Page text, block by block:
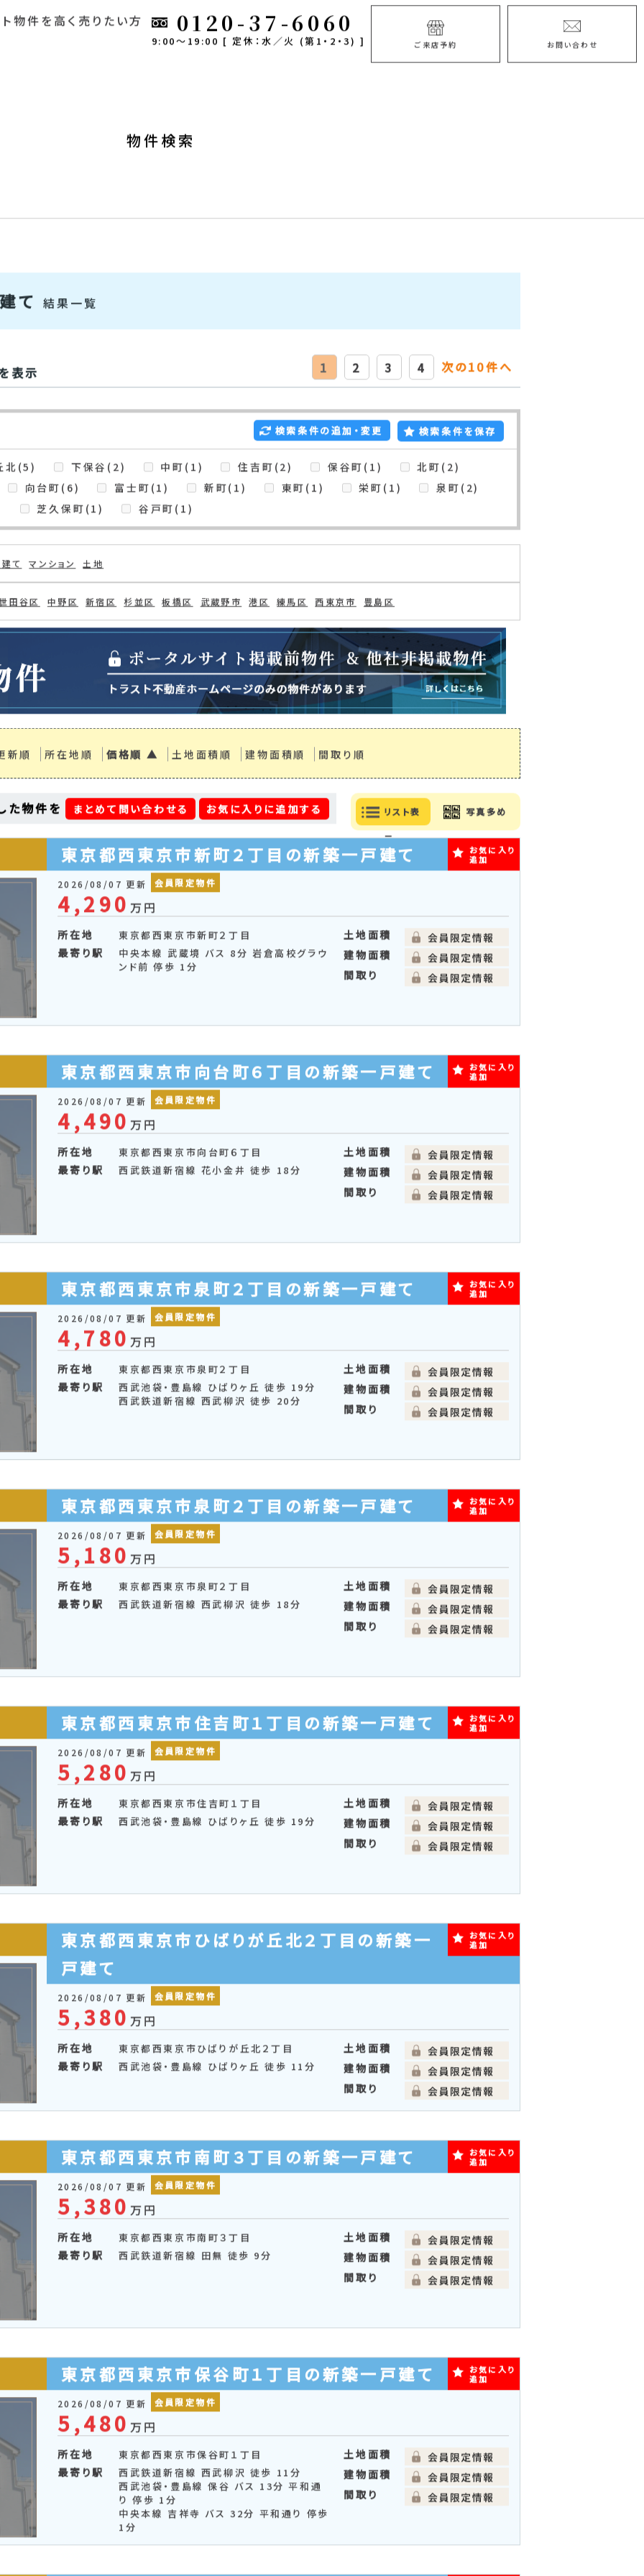
物件を高く売りたい方 0120-37-6060
9:00～19:00 [ 定休：水／火 (第1・2・3) ] ご来店予約 お問い合わせ
物件検索
て 結果一覧
表示 1 2 3 4 次の10件へ
検索条件の追加・変更 検索条件を保存
北(5) 下保谷(2) 中町(1) 住吉町(2) 保谷町(1)
北町(2)
向台町(6)
富士町(1) 新町(1) 東町(1) 栄町(1)
泉町(2)
芝久保町(1) 谷戸町(1)
て マンション 土地
田谷区 中野区 新宿区 杉並区 板橋区 武蔵野市 港区 練馬区 西東京市 豊島区
新順 所在地順 価格順 ▲ 土地面積順 建物面積順 間取り順
た物件を まとめて問い合わせる お気に入りに追加する リスト表
示
写真多め
お気に入り
追加
東京都西東京市新町２丁目の新築一戸建て
2026/08/07 更新 会員限定物件
4,290 万円
所在地 東京都西東京市新町２丁目
最寄り駅
中央本線 武蔵境 バス 8分 岩倉高校グラウ
ンド前 停歩 1分
土地面積
建物面積
間取り
お気に入り
追加
東京都西東京市向台町６丁目の新築一戸建て
2026/08/07 更新 会員限定物件
4,490 万円
所在地 東京都西東京市向台町６丁目
最寄り駅 西武鉄道新宿線 花小金井 徒歩 18分
土地面積
建物面積
間取り
お気に入り
追加
東京都西東京市泉町２丁目の新築一戸建て
2026/08/07 更新 会員限定物件
4,780 万円
所在地 東京都西東京市泉町２丁目
最寄り駅
西武池袋・豊島線 ひばりヶ丘 徒歩 19分
西武鉄道新宿線 西武柳沢 徒歩 20分
土地面積
建物面積
間取り
お気に入り
追加
東京都西東京市泉町２丁目の新築一戸建て
2026/08/07 更新 会員限定物件
5,180 万円
所在地 東京都西東京市泉町２丁目
最寄り駅 西武鉄道新宿線 西武柳沢 徒歩 18分
土地面積
建物面積
間取り
お気に入り
追加
東京都西東京市住吉町１丁目の新築一戸建て
2026/08/07 更新 会員限定物件
5,280 万円
所在地 東京都西東京市住吉町１丁目
最寄り駅 西武池袋・豊島線 ひばりヶ丘 徒歩 19分
土地面積
建物面積
間取り
お気に入り
追加
東京都西東京市ひばりが丘北２丁目の新築一
戸建て
2026/08/07 更新 会員限定物件
5,380 万円
所在地 東京都西東京市ひばりが丘北２丁目
最寄り駅 西武池袋・豊島線 ひばりヶ丘 徒歩 11分
土地面積
建物面積
間取り
お気に入り
追加
東京都西東京市南町３丁目の新築一戸建て
2026/08/07 更新 会員限定物件
5,380 万円
所在地 東京都西東京市南町３丁目
最寄り駅 西武鉄道新宿線 田無 徒歩 9分
土地面積
建物面積
間取り
お気に入り
追加
東京都西東京市保谷町１丁目の新築一戸建て
2026/08/07 更新 会員限定物件
5,480 万円
所在地 東京都西東京市保谷町１丁目
最寄り駅
西武鉄道新宿線 西武柳沢 徒歩 11分
西武池袋・豊島線 保谷 バス 13分 平和通
り 停歩 1分
中央本線 吉祥寺 バス 32分 平和通り 停歩
1分
土地面積
建物面積
間取り